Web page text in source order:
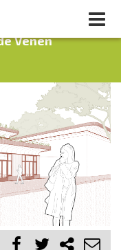
Venen
Volgend uur